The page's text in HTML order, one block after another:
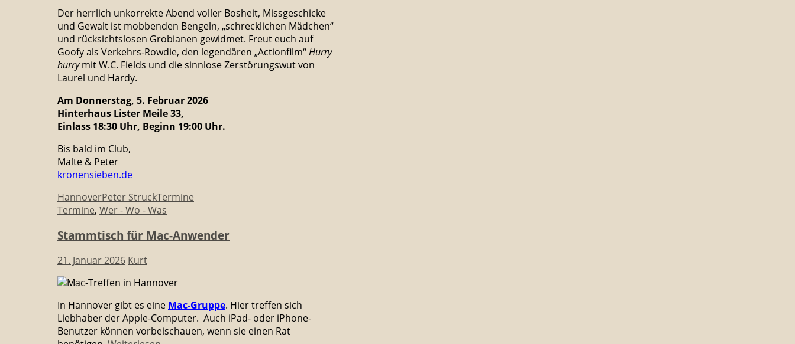
Der herrlich unkorrekte Abend voller Bosheit, Missgeschicke
und Gewalt ist mobbenden Bengeln, „schrecklichen Mädchen“
und rücksichtslosen Grobianen gewidmet. Freut euch auf
Goofy als Verkehrs-Rowdie, den legendären „Actionfilm“Hurry
hurrymit W.C. Fields und die sinnlose Zerstörungswut von
Laurel und Hardy.
Am Donnerstag, 5. Februar 2026
Hinterhaus Lister Meile 33,
Einlass 18:30 Uhr, Beginn 19:00 Uhr.
Bis bald im Club,
Malte & Peter
kronensieben.de
HannoverPeter StruckTermine
Termine, Wer - Wo - Was
Stammtisch für Mac-Anwender
21. Januar 2026 Kurt
In Hannover gibt es eine Mac-Gruppe. Hier treffen sich
Liebhaber der Apple-Computer. Auch iPad- oder iPhone-
Benutzer können vorbeischauen, wenn sie einen Rat